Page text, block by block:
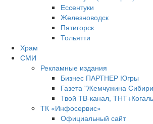
Ессентуки
Железноводск
Пятигорск
Тольятти
Храм
СМИ
Рекламные издания
Бизнес ПАРТНЕР Югры
Газета "Жемчужина
Твой ТВ-канал,
ТК «Инфосервис»
Официальный сайт